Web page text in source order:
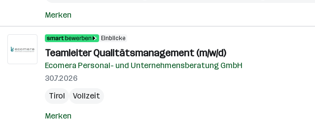
Merken
Einblicke
Teamleiter Qualitätsmanagement (m/w/d)
Ecomera Personal- und Unternehmensberatung GmbH
30.7.2026
Tirol
Vollzeit
Merken